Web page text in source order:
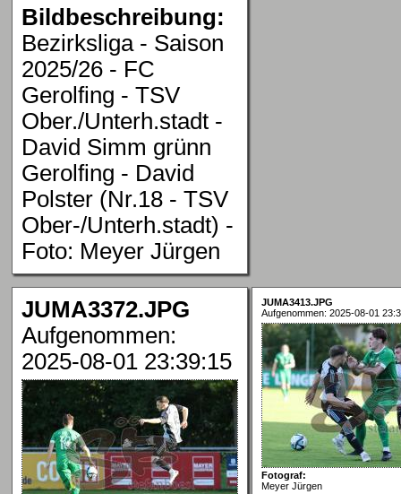
Bildbeschreibung:
Bezirksliga - Saison
2025/26 - FC
Gerolfing - TSV
Ober./Unterh.stadt -
David Simm grünn
Gerolfing - David
Polster (Nr.18 - TSV
Ober-/Unterh.stadt) -
Foto: Meyer Jürgen
JUMA3372.JPG
Aufgenommen:
2025-08-01 23:39:15
JUMA3413.JPG
Aufgenommen: 2025-08-01
Fotograf:
Meyer Jürgen